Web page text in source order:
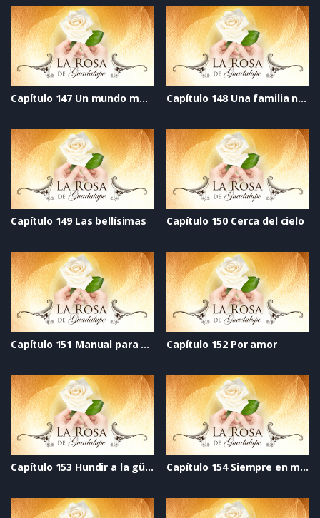
Capítulo 147 Un mundo mejor Capítulo 148 Una familia nueva
Capítulo 149 Las bellísimas Capítulo 150 Cerca del cielo
Capítulo 151 Manual para pedir permiso para tener novio Capítulo 152 Por amor
Capítulo 153 Hundir a la güera Capítulo 154 Siempre en mi corazón